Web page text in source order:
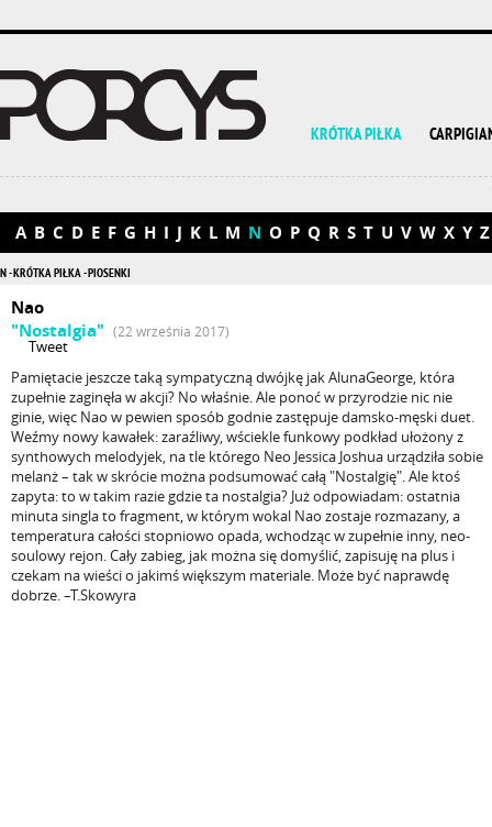
KRÓTKA PIŁKA
A B C D E F G H I J K L M N O P Q R S T U V W X Y Z
N - KRÓTKA PIŁKA - PIOSENKI
Nao
"Nostalgia" (22 września 2017)
Tweet
Pamiętacie jeszcze taką sympatyczną dwójkę jak AlunaGeorge, która
zupełnie zaginęła w akcji? No właśnie. Ale ponoć w przyrodzie nic nie
ginie, więc Nao w pewien sposób godnie zastępuje damsko-męski duet.
Weźmy nowy kawałek: zaraźliwy, wściekle funkowy podkład ułożony z
synthowych melodyjek, na tle którego Neo Jessica Joshua urządziła sobie
melanż – tak w skrócie można podsumować całą "Nostalgię". Ale ktoś
zapyta: to w takim razie gdzie ta nostalgia? Już odpowiadam: ostatnia
minuta singla to fragment, w którym wokal Nao zostaje rozmazany, a
temperatura całości stopniowo opada, wchodząc w zupełnie inny, neo-
soulowy rejon. Cały zabieg, jak można się domyślić, zapisuję na plus i
czekam na wieści o jakimś większym materiale. Może być naprawdę
dobrze. –T.Skowyra